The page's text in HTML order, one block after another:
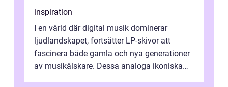
inspiration
I en värld där digital musik dominerar
ljudlandskapet, fortsätter LP-skivor att
fascinera både gamla och nya generationer
av musikälskare. Dessa analoga ikoniska